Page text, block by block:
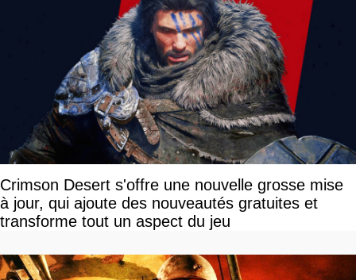
Crimson Desert s'offre une nouvelle grosse mise
à jour, qui ajoute des nouveautés gratuites et
transforme tout un aspect du jeu